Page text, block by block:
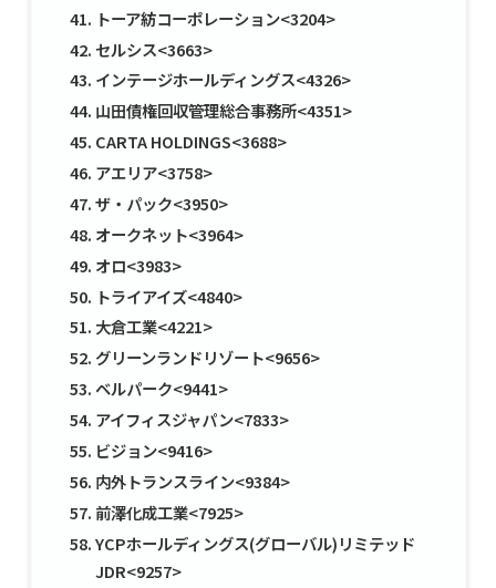
トーア紡コーポレーション<3204>
セルシス<3663>
インテージホールディングス<4326>
山田債権回収管理総合事務所<4351>
CARTA HOLDINGS<3688>
アエリア<3758>
ザ・パック<3950>
オークネット<3964>
オロ<3983>
トライアイズ<4840>
大倉工業<4221>
グリーンランドリゾート<9656>
ベルパーク<9441>
アイフィスジャパン<7833>
ビジョン<9416>
内外トランスライン<9384>
前澤化成工業<7925>
YCPホールディングス(グローバル)リミテッド
JDR<9257>